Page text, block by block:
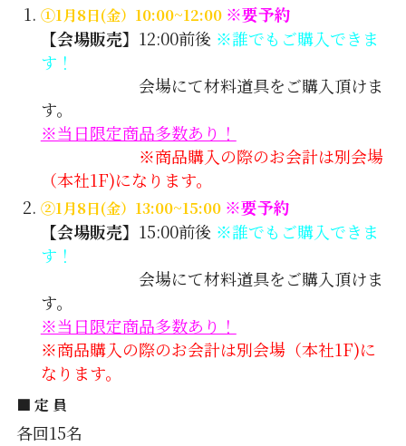
①1月8日(金）10:00~12:00 ※要予約
【会場販売】 12:00前後 ※誰でもご購入できま
す！
会場にて材料道具をご購入頂けま
す。
※当日限定商品多数あり！
※商品購入の際のお会計は別会場
（本社1F)になります。
②1月8日(金）13:00~15:00 ※要予約
【会場販売】 15:00前後 ※誰でもご購入できま
す！
会場にて材料道具をご購入頂けま
す。
※当日限定商品多数あり！
※商品購入の際のお会計は別会場（本社1F)に
なります。
■ 定 員
各回15名